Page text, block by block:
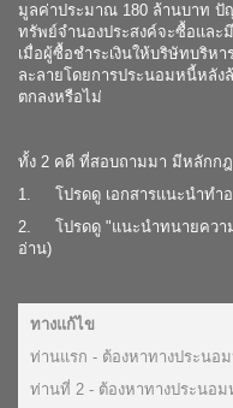
มูลค่าประมาณ 180 ล้านบาท ปั
ทรัพย์จำนองประสงค์จะซื้อและ
เมื่อผู้ซื้อชำระเงินให้บริษัทบริห
ละลายโดยการประนอมหนี้หลั
ตกลงหรือไม่
ทั้ง 2 คดี ที่สอบถามมา มีหลักก
1. โปรดดู เอกสารแนะนำทำ
2. โปรดดู "แนะนำทนายควา
อ่าน)
ทางแก้ไข
ท่านแรก - ต้องหาทางประนอ
ท่านที่ 2 - ต้องหาทางประนอ